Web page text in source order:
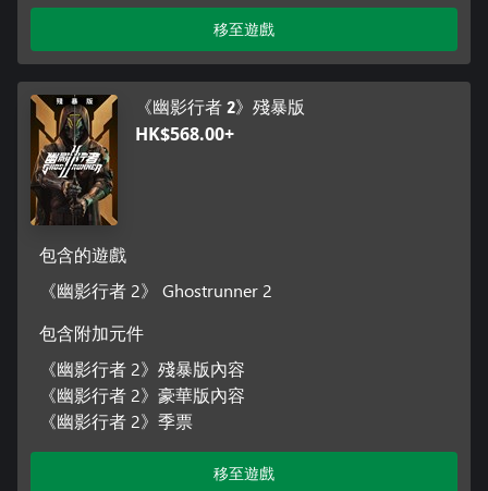
移至遊戲
《幽影行者 2》殘暴版
HK$568.00+
包含的遊戲
《幽影行者 2》 Ghostrunner 2
包含附加元件
《幽影行者 2》殘暴版內容
《幽影行者 2》豪華版內容
《幽影行者 2》季票
移至遊戲